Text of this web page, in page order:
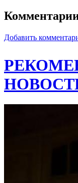
Добавить